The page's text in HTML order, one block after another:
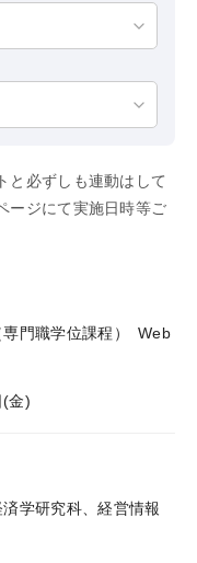
と必ずしも連動はして
ージにて実施日時等ご
門職学位課程）
Web
(金)
学研究科、経営情報